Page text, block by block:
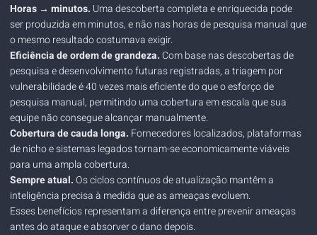
Horas → minutos. Uma descoberta completa e enriquecida pode
ser produzida em minutos, e não nas horas de pesquisa manual que
o mesmo resultado costumava exigir.
Eficiência de ordem de grandeza. Com base nas descobertas de
pesquisa e desenvolvimento futuras registradas, a triagem por
vulnerabilidade é 40 vezes mais eficiente do que o esforço de
pesquisa manual, permitindo uma cobertura em escala que sua
equipe não consegue alcançar manualmente.
Cobertura de cauda longa. Fornecedores localizados, plataformas
de nicho e sistemas legados tornam-se economicamente viáveis ​​
para uma ampla cobertura.
Sempre atual.Os ciclos contínuos de atualização mantêm a
inteligência precisa à medida que as ameaças evoluem.
Esses benefícios representam a diferença entre prevenir ameaças
antes do ataque e absorver o dano depois.